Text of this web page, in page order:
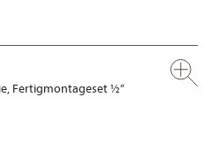
Fertigmontageset ½“